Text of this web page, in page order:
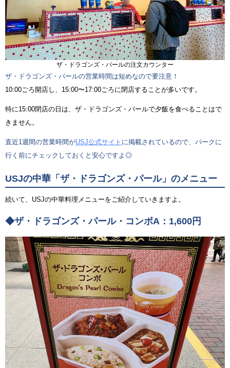
ザ・ドラゴンズ・パールの注文カウンター
ザ・ドラゴンズ・パールの営業時間は短めなので要注意！
10:00ごろ開店し、15:00〜17:00ごろに閉店することが多いです。
特に15:00閉店の日は、ザ・ドラゴンズ・パールで夕飯を食べることはで
きません。
直近1週間の営業時間がUSJ公式サイト に掲載されているので、パークに
行く前にチェックしておくと安心ですよ◎
USJの中華「ザ・ドラゴンズ・パール」のメニュー
続いて、USJの中華料理メニューをご紹介していきますよ。
◆ザ・ドラゴンズ・パール・コンボA：1,600円